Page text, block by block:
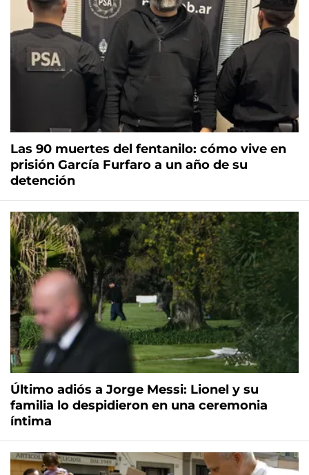
Las 90 muertes del fentanilo: cómo vive en
prisión García Furfaro a un año de su
detención
Último adiós a Jorge Messi: Lionel y su
familia lo despidieron en una ceremonia
íntima